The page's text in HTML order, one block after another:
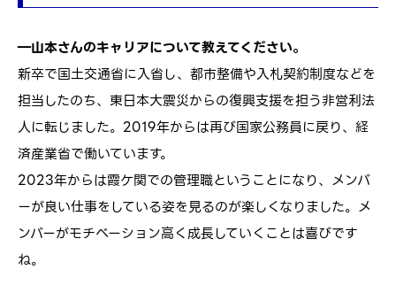
―山本さんのキャリアについて教えてください。
新卒で国土交通省に入省し、都市整備や入札契約制度などを
担当したのち、東日本大震災からの復興支援を担う非営利法
人に転じました。2019年からは再び国家公務員に戻り、経
済産業省で働いています。
2023年からは霞ケ関での管理職ということになり、メンバ
ーが良い仕事をしている姿を見るのが楽しくなりました。メ
ンバーがモチベーション高く成長していくことは喜びです
ね。